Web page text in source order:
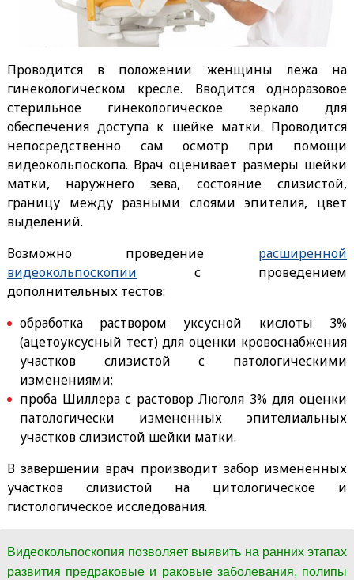
Проводится в положении женщины лежа на
гинекологическом кресле. Вводится одноразовое
стерильное гинекологическое зеркало для
обеспечения доступа к шейке матки. Проводится
непосредственно сам осмотр при помощи
видеокольпоскопа. Врач оценивает размеры шейки
матки, наружнего зева, состояние слизистой,
границу между разными слоями эпителия, цвет
выделений.
Возможно проведение расширенной
видеокольпоскопии с проведением
дополнительных тестов:
обработка раствором уксусной кислоты 3%
(ацетоуксусный тест) для оценки кровоснабжения
участков слизистой с патологическими
изменениями;
проба Шиллера с растовор Люголя 3% для оценки
патологически измененных эпителиальных
участков слизистой шейки матки.
В завершении врач производит забор измененных
участков слизистой на цитологическое и
гистологическое исследования.
Видеокольпоскопия позволяет выявить на ранних этапах
развития предраковые и раковые заболевания, полипы